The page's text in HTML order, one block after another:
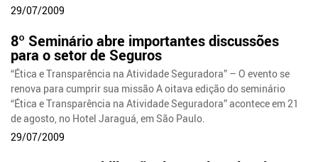
29/07/2009
8º Seminário abre importantes discussões
para o setor de Seguros
“Ética e Transparência na Atividade Seguradora” – O evento se
renova para cumprir sua missão A oitava edição do seminário
“Ética e Transparência na Atividade Seguradora” acontece em 21
de agosto, no Hotel Jaraguá, em São Paulo.
29/07/2009